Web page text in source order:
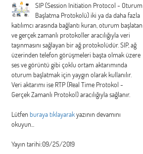
SIP (Session Initiation Protocol - Oturum
Başlatma Protokolü) iki ya da daha fazla
katılımcı arasında bağlantı kuran, oturum başlatan
ve gerçek zamanlı protokoller aracılığıyla veri
taşınmasını sağlayan bir ağ protokolüdür. SIP, ağ
üzerinden telefon görüşmeleri başta olmak üzere
ses ve görüntü gibi çoklu ortam aktarımında
oturum başlatmak için yaygın olarak kullanılır.
Veri aktarımı ise RTP (Real Time Protokol -
Gerçek Zamanlı Protokol) aracılığıyla sağlanır.
Lütfenburaya tıklayarakyazının devamını
okuyun...
Yayın tarihi:09/25/2019